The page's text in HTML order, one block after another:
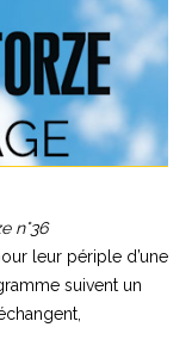
n°36
leur périple d’une
suivent un